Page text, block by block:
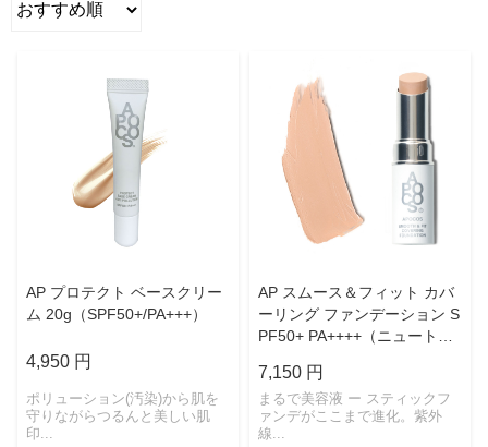
AP プロテクト ベースクリー
ム 20g（SPF50+/PA+++）
4,950 円
ポリューション(汚染)から肌を
守りながらつるんと美しい肌
印...
AP スムース＆フィット カバ
ーリング ファンデーション S
PF50+ PA++++（ニュートラ
7,150 円
まるで美容液 ー スティックフ
ァンデがここまで進化。紫外
線...